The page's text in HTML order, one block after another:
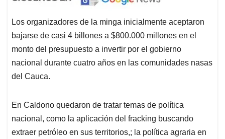
Los organizadores de la minga inicialmente aceptaron
bajarse de casi 4 billones a $800.000 millones en el
monto del presupuesto a invertir por el gobierno
nacional durante cuatro años en las comunidades nasas
del Cauca.
En Caldono quedaron de tratar temas de política
nacional, como la aplicación del fracking buscando
extraer petróleo en sus territorios,; la política agraria en